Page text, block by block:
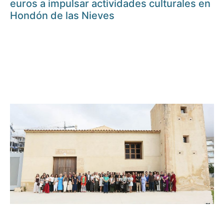
euros a impulsar actividades culturales en
Hondón de las Nieves